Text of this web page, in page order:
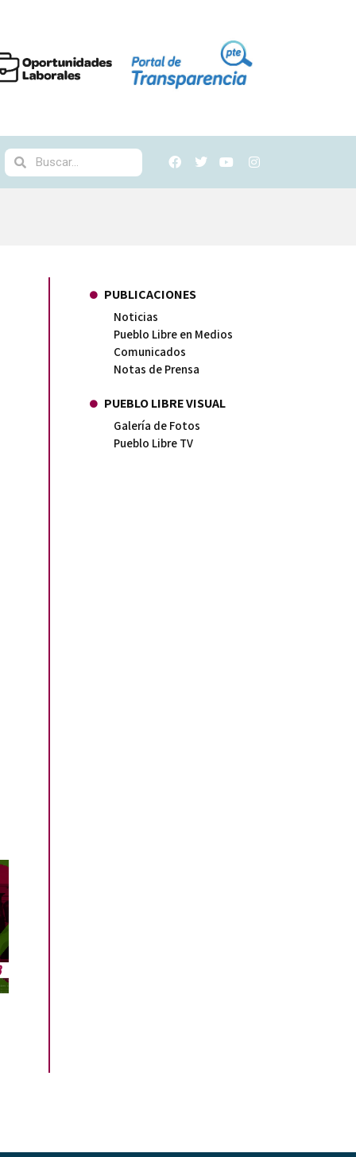
PUBLICACIONES
Noticias
Pueblo Libre en Medios
Comunicados
Notas de Prensa
PUEBLO LIBRE VISUAL
Galería de Fotos
Pueblo Libre TV